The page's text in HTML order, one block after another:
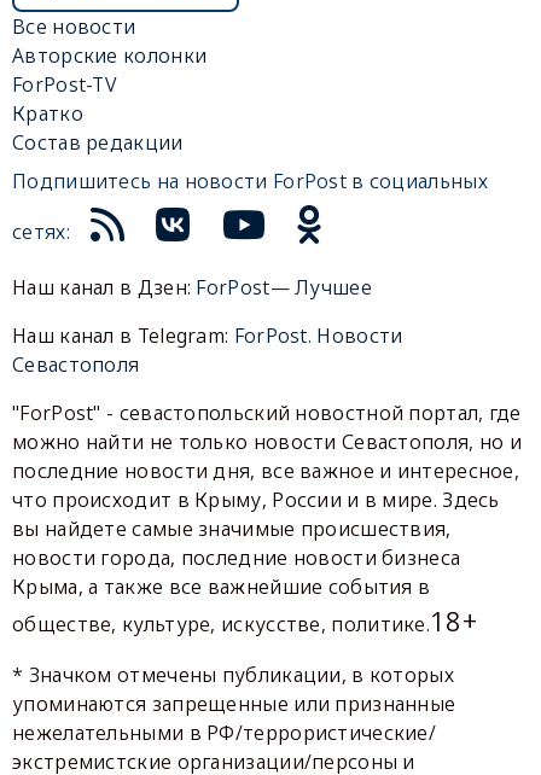
Все новости
Авторские колонки
ForPost-TV
Кратко
Состав редакции
Подпишитесь на новости ForPost в социальных
сетях:
Наш канал в Дзен: ForPost— Лучшее
Наш канал в Telegram: ForPost. Новости
Севастополя
"ForPost" - севастопольский новостной портал, где
можно найти не только новости Севастополя, но и
последние новости дня, все важное и интересное,
что происходит в Крыму, России и в мире. Здесь
вы найдете самые значимые происшествия,
новости города, последние новости бизнеса
Крыма, а также все важнейшие события в
обществе, культуре, искусстве, политике.18+
* Значком отмечены публикации, в которых
упоминаются запрещенные или признанные
нежелательными в РФ/террористические/
экстремистские организации/персоны и